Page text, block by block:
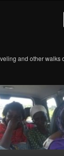
and other walks